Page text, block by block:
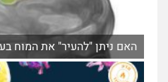
האם ניתן "להעיר" את המוח